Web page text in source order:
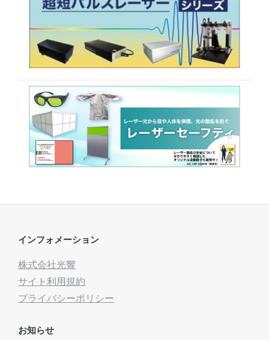
インフォメーション
株式会社光響
サイト利用規約
プライバシーポリシー
お知らせ